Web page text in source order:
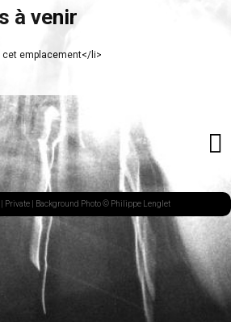
à venir
cet emplacement</li>
Private | Background Photo © Philippe Lenglet